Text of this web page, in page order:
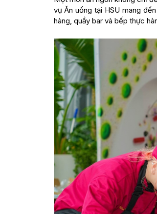
vụ Ăn uống tại HSU mang
hàng, quầy bar và bếp thực